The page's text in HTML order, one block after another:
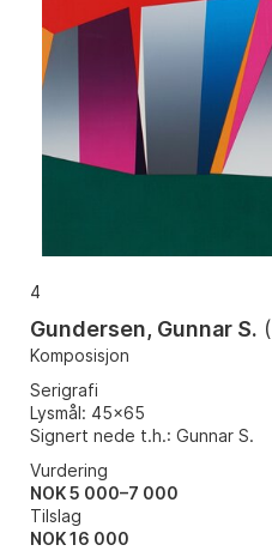
4
Gundersen, Gunnar S. (
Komposisjon
Serigrafi
Lysmål: 45x65
Signert nede t.h.: Gunnar S.
Vurdering
NOK 5 000–7 000
Tilslag
NOK16 000